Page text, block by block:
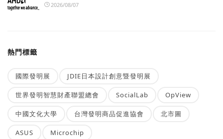
2026/08/07
熱門標籤
國際發明展 JDIE日本設計創意暨發明展
世界發明智慧財產聯盟總會 SocialLab OpView
中國文化大學 台灣發明商品促進協會 北市圖
ASUS Microchip